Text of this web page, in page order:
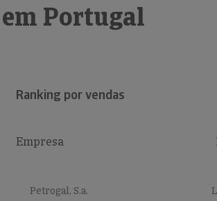
Portugal
Ranking por vendas
Empresa
Petrogal, S.a.